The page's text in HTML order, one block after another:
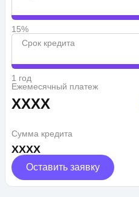
15%
Срок кредита
1 год
Ежемесячный платеж
XXXX
Сумма кредита
XXXX
Оставить заявку